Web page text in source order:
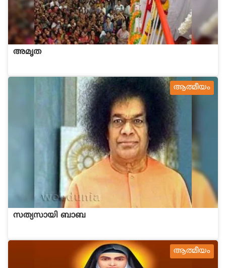
അമൃത
ആത്മീയം
സത്യസായി ബാബ
ആത്മീയം